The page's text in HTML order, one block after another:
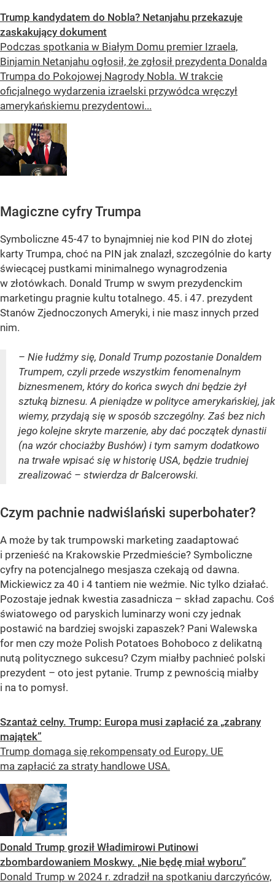
Trump kandydatem do Nobla? Netanjahu przekazuje
zaskakujący dokument
Podczas spotkania w Białym Domu premier Izraela,
Binjamin Netanjahu ogłosił, że zgłosił prezydenta Donalda
Trumpa do Pokojowej Nagrody Nobla. W trakcie
oficjalnego wydarzenia izraelski przywódca wręczył
amerykańskiemu prezydentowi...
Magiczne cyfry Trumpa
Symboliczne 45-47 to bynajmniej nie kod PIN do złotej
karty Trumpa, choć na PIN jak znalazł, szczególnie do karty
świecącej pustkami minimalnego wynagrodzenia
w złotówkach. Donald Trump w swym prezydenckim
marketingu pragnie kultu totalnego. 45. i 47. prezydent
Stanów Zjednoczonych Ameryki, i nie masz innych przed
nim.
– Nie łudźmy się, Donald Trump pozostanie Donaldem
Trumpem, czyli przede wszystkim fenomenalnym
biznesmenem, który do końca swych dni będzie żył
sztuką biznesu. A pieniądze w polityce amerykańskiej, jak
wiemy, przydają się w sposób szczególny. Zaś bez nich
jego kolejne skryte marzenie, aby dać początek dynastii
(na wzór chociażby Bushów) i tym samym dodatkowo
na trwałe wpisać się w historię USA, będzie trudniej
zrealizować – stwierdza dr Balcerowski.
Czym pachnie nadwiślański superbohater?
A może by tak trumpowski marketing zaadaptować
i przenieść na Krakowskie Przedmieście? Symboliczne
cyfry na potencjalnego mesjasza czekają od dawna.
Mickiewicz za 40 i 4 tantiem nie weźmie. Nic tylko działać.
Pozostaje jednak kwestia zasadnicza – skład zapachu. Coś
światowego od paryskich luminarzy woni czy jednak
postawić na bardziej swojski zapaszek? Pani Walewska
for men czy może Polish Potatoes Bohoboco z delikatną
nutą politycznego sukcesu? Czym miałby pachnieć polski
prezydent – oto jest pytanie. Trump z pewnością miałby
i na to pomysł.
Szantaż celny. Trump: Europa musi zapłacić za „zabrany
majątek”
Trump domaga się rekompensaty od Europy. UE
ma zapłacić za straty handlowe USA.
Donald Trump groził Władimirowi Putinowi
zbombardowaniem Moskwy. „Nie będę miał wyboru”
Donald Trump w 2024 r. zdradził na spotkaniu darczyńców,